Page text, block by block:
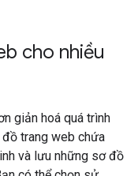
cho nhiều
giản hoá quá trình
trang web chứa
và lưu những sơ đồ